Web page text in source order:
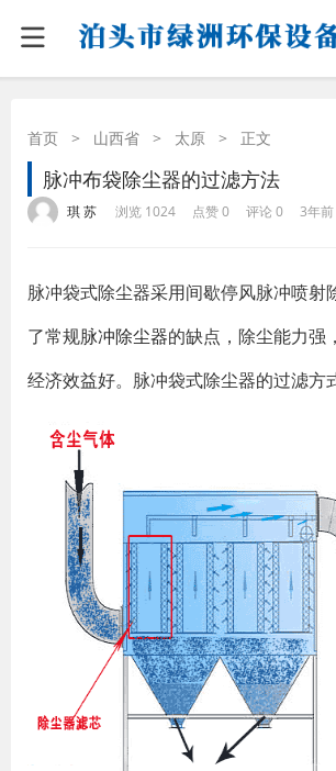
首页 > 山西省 > 太原 > 正文
脉冲布袋除尘器的过滤方法
琪 苏 浏览 1024 点赞 0 评论 0 3年
脉冲袋式除尘器采用间歇停风脉冲喷射
了常规脉冲除尘器的缺点，除尘能力强
经济效益好。脉冲袋式除尘器的过滤方